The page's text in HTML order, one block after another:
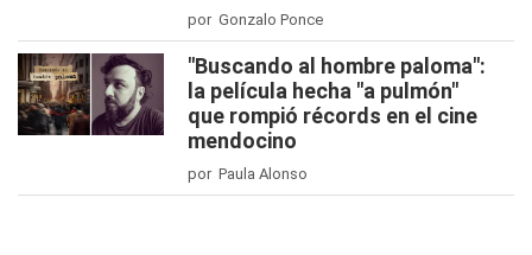
por Gonzalo Ponce
"Buscando al hombre paloma":
la película hecha "a pulmón"
que rompió récords en el cine
mendocino
por Paula Alonso